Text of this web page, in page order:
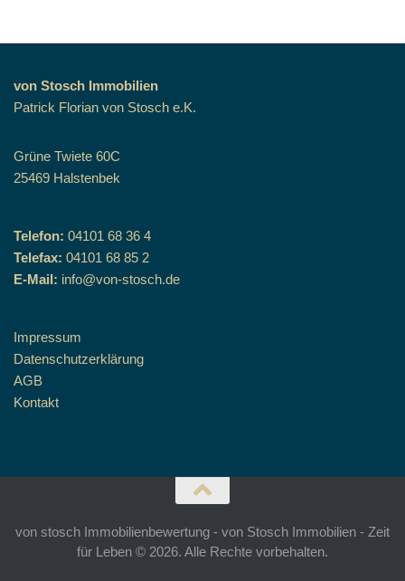
von Stosch Immobilien
Patrick Florian von Stosch e.K.
Grüne Twiete 60C
25469 Halstenbek
Telefon: 04101 68 36 4
Telefax: 04101 68 85 2
E-Mail: info@von-stosch.de
Impressum
Datenschutzerklärung
AGB
Kontakt
von stosch Immobilienbewertung - von Stosch Immobilien - Zeit
für Leben © 2026. Alle Rechte vorbehalten.